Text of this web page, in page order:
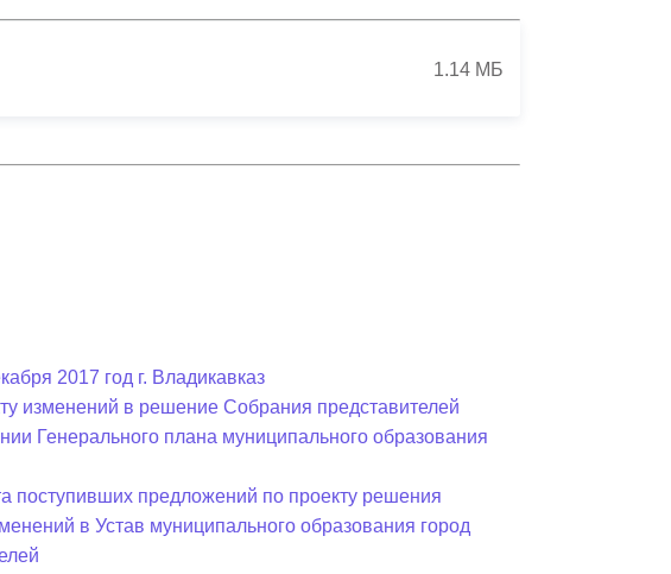
Градостроительная деятельность
нуждающихся в
городской среды
Незаконное строительство
местного
органа
1.14 МБ
2017 год г. Владикавказ
изменений в решение Собрания представителей
Генерального плана муниципального образования
предложений по проекту решения
в Устав муниципального образования город